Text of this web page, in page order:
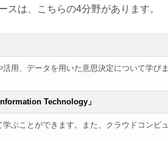
スは、こちらの4分野があります。
用、データを用いた意思決定について学びま
Technology」
ぶことができます。また、クラウドコンピュ